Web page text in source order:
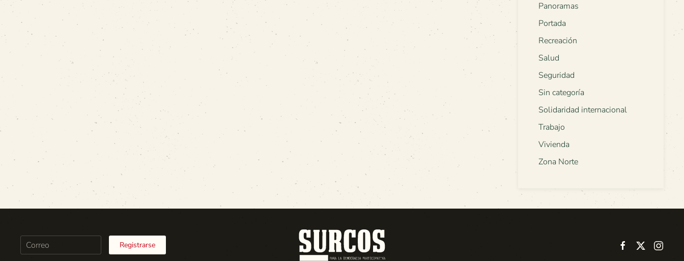
Panoramas
Portada
Recreación
Salud
Seguridad
Sin categoría
Solidaridad internacional
Trabajo
Vivienda
Zona Norte
Registrarse